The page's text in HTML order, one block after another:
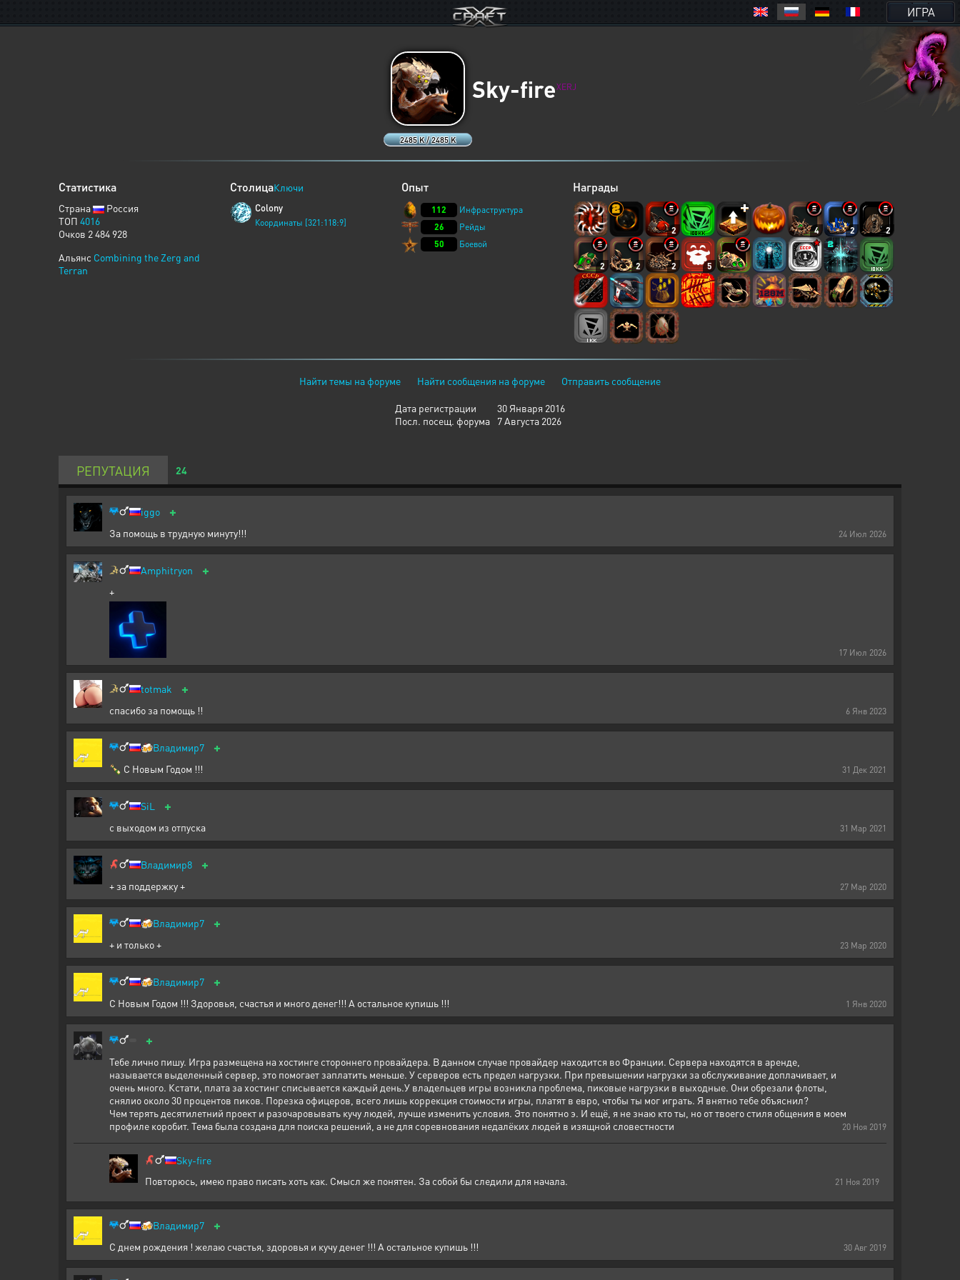
ИГРА
2485 K / 2485 K
Sky-fireXERJ
Статистика
Страна
Россия
ТОП 4016
Очков 2 484 928
Альянс Combining the Zerg and
Terran
СтолицаКлючи
Colony
Координаты [321:118:9]
Опыт
112
Инфраструктура
26
Рейды
50
Боевой
Награды
2 4 2 2
2 2 2 5
Найти темы на форуме Найти сообщения на форуме Отправить сообщение
Дата регистрации
30 Января 2016
Посл. посещ. форума
7 Августа 2026
РЕПУТАЦИЯ 24
24 Июл 2026
iggo +
За помощь в трудную минуту!!!
17 Июл 2026
Amphitryon +
+
6 Янв 2023
totmak +
спасибо за помощь !!
31 Дек 2021
🍻Владимир7 +
🍾 С Новым Годом !!!
31 Мар 2021
SiL +
с выходом из отпуска
27 Мар 2020
Владимир8 +
+ за поддержку +
23 Мар 2020
🍻Владимир7 +
+ и только +
1 Янв 2020
🍻Владимир7 +
С Новым Годом !!! Здоровья, счастья и много денег!!! А остальное купишь !!!
20 Ноя 2019
+
Тебе лично пишу. Игра размещена на хостинге стороннего провайдера. В данном случае провайдер находится во Франции. Сервера находятся в аренде,
называется выделенный сервер, это помогает заплатить меньше. У серверов есть предел нагрузки. При превышении нагрузки за обслуживание доплачивает, и
очень много. Кстати, плата за хостинг списывается каждый день.У владельцев игры возникла проблема, пиковые нагрузки в выходные. Они обрезали флоты,
снялио около 30 процентов пиков. Порезка офицеров, всего лишь коррекция стоимости игры, платят в евро, чтобы ты мог играть. Я внятно тебе объяснил?
Чем терять десятилетний проект и разочаровывать кучу людей, лучше изменить условия. Это понятно э. И ещё, я не знаю кто ты, но от твоего стиля общения в моем
профиле коробит. Тема была создана для поиска решений, а не для соревнования недалёких людей в изящной словестности
21 Ноя 2019
Sky-fire
Повторюсь, имею право писать хоть как. Смысл же понятен. За собой бы следили для начала.
30 Авг 2019
🍻Владимир7 +
С днем рождения ! желаю счастья, здоровья и кучу денег !!! А остальное купишь !!!